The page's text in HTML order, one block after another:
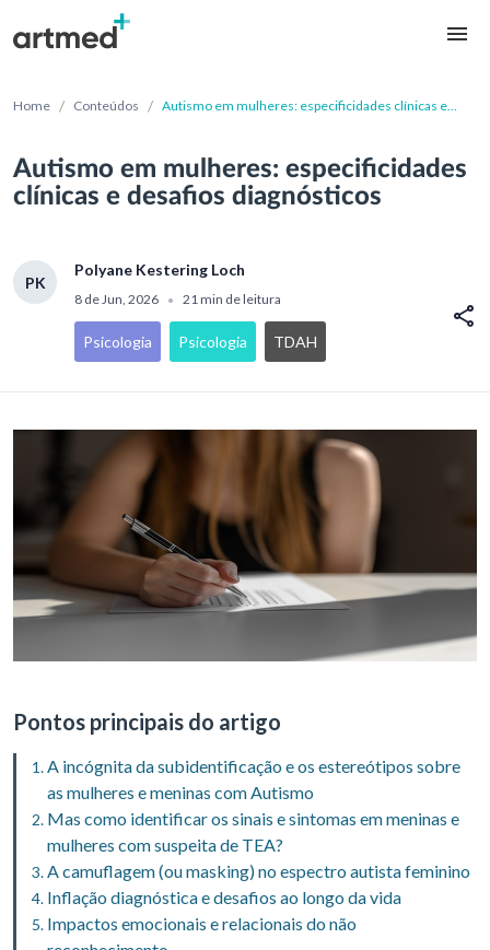
Home / Conteúdos / Autismo em mulheres: especificidades clínicas e
Autismo em mulheres: especificidades
clínicas e desafios diagnósticos
PK
Polyane Kestering Loch
8 de Jun, 2026 • 21 min de leitura
Psicologia Psicologia TDAH
Pontos principais do artigo
A incógnita da subidentificação e os estereótipos sobre
as mulheres e meninas com Autismo
Mas como identificar os sinais e sintomas em meninas e
mulheres com suspeita de TEA?
A camuflagem (ou masking) no espectro autista feminino
Inflação diagnóstica e desafios ao longo da vida
Impactos emocionais e relacionais do não